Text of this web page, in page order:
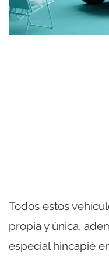
Todos estos
propia y única,
especial hincapié